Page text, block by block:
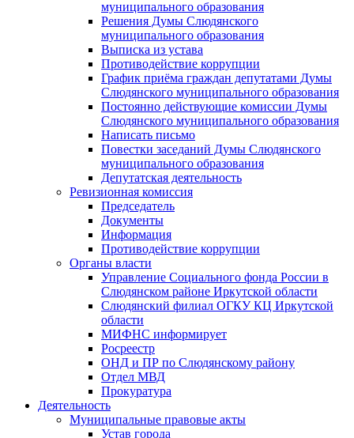
муниципального образования
Решения Думы Слюдянского
муниципального образования
Выписка из устава
Противодействие коррупции
График приёма граждан депутатами Думы
Слюдянского муниципального образования
Постоянно действующие комиссии Думы
Слюдянского муниципального образования
Написать письмо
Повестки заседаний Думы Слюдянского
муниципального образования
Депутатская деятельность
Ревизионная комиссия
Председатель
Документы
Информация
Противодействие коррупции
Органы власти
Управление Социального фонда России в
Слюдянском районе Иркутской области
Слюдянский филиал ОГКУ КЦ Иркутской
области
МИФНС информирует
Росреестр
ОНД и ПР по Слюдянскому району
Отдел МВД
Прокуратура
Деятельность
Муниципальные правовые акты
Устав города